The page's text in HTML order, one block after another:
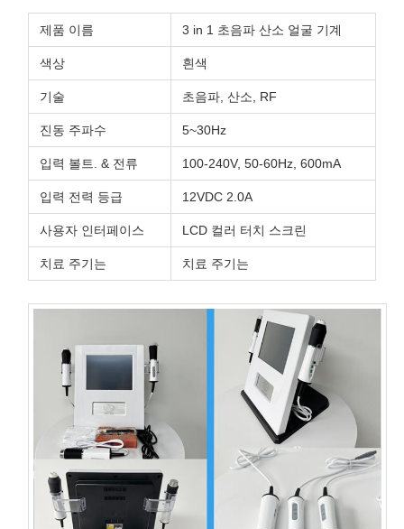
제품 이름 3 in 1 초음파 산소 얼굴 기계
색상 흰색
기술 초음파, 산소, RF
진동 주파수 5~30Hz
입력 볼트. & 전류 100-240V, 50-60Hz, 600mA
입력 전력 등급 12VDC 2.0A
사용자 인터페이스 LCD 컬러 터치 스크린
치료 주기는 치료 주기는